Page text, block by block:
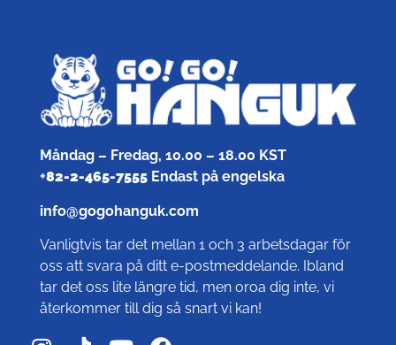
Måndag – Fredag, 10.00 – 18.00 KST
+82-2-465-7555Endast på engelska
info@gogohanguk.com
Vanligtvis tar det mellan 1 och 3 arbetsdagar för
oss att svara på ditt e-postmeddelande. Ibland
tar det oss lite längre tid, men oroa dig inte, vi
återkommer till dig så snart vi kan!